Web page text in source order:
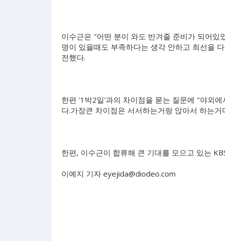
이수근은 "어떤 분이 와도 반겨줄 준비가 되어
명이 있을때도 부족하다는 생각 안하고 최선을
전했다.
한편 '1박2일'과의 차이점을 묻는 질문에 "야외
다.가장큰 차이점은 서서하는거랑 앉아서 하는
한편, 이수근이 합류해 큰 기대를 모으고 있는
이예지 기자 eyejida@diodeo.com